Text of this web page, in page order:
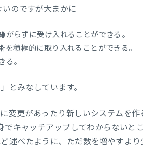
のですが大まかに
らずに受け入れることができる。
積極的に取り入れることができる。
。
とみなしています。
変更があったり新しいシステムを
でキャッチアップしてわからないと
述べたように、ただ数を増やすよ